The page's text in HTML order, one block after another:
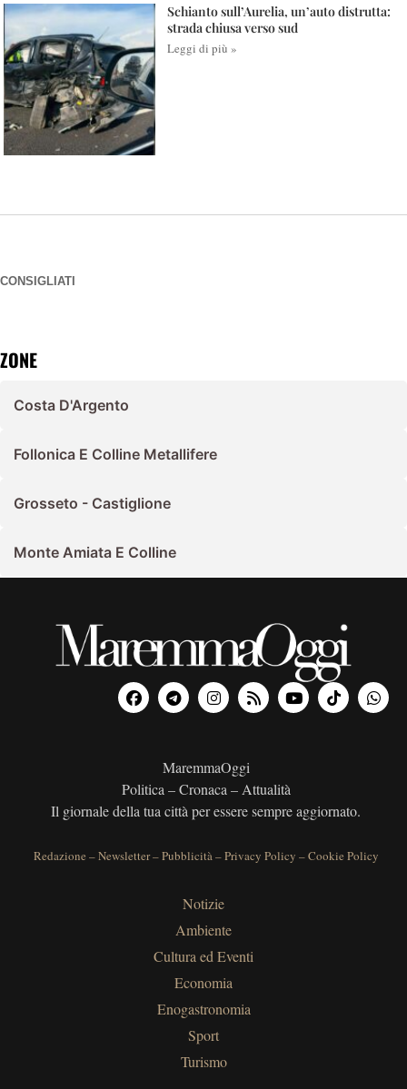
Schianto sull’Aurelia, un’auto distrutta:
strada chiusa verso sud
Leggi di più »
CONSIGLIATI
ZONE
Costa D'Argento
Follonica E Colline Metallifere
Grosseto - Castiglione
Monte Amiata E Colline
MaremmaOggi
Politica – Cronaca – Attualità
Il giornale della tua città per essere sempre aggiornato.
Redazione –Newsletter–Pubblicità–Privacy Policy –Cookie Policy
Notizie
Ambiente
Cultura ed Eventi
Economia
Enogastronomia
Sport
Turismo